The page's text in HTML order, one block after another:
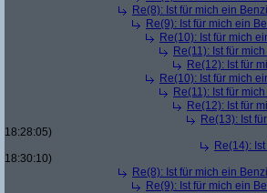
Re(8): Ist für mich ein
Re(9): Ist für mich ein
Re(10): Ist für mich
Re(11): Ist für
Re(12): Ist für
Re(10): Ist für mich
Re(11): Ist für
Re(12): Ist für
Re(13): Ist
18:28:05)
Re(14):
18:30:10)
Re(8): Ist für mich ein
Re(9): Ist für mich ein